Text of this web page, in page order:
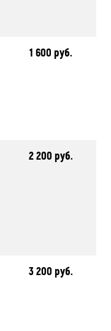
1 600 руб.
2 200 руб.
3 200 руб.